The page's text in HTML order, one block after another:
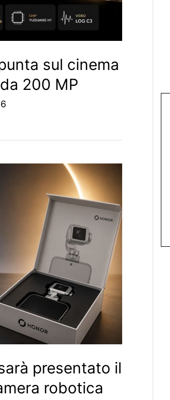
sul cinema
200 MP
presentato il
robotica